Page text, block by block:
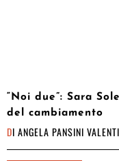
“Noi due”: Sara
del cambiamento
DI ANGELA PANSINI